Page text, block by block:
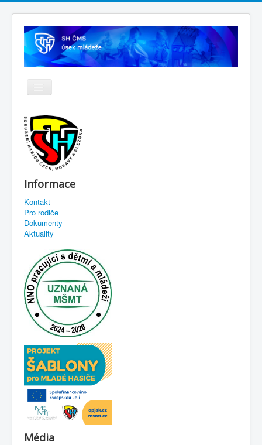
Informace
Kontakt
Pro rodiče
Dokumenty
Aktuality
Média